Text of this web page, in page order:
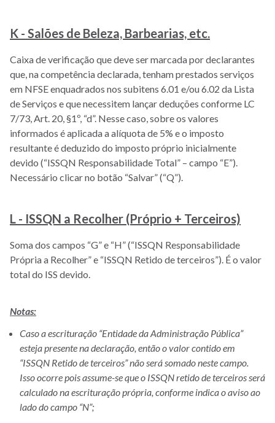
K - Salões de Beleza, Barbearias, etc.
Caixa de verificação que deve ser marcada por declarantes
que, na competência declarada, tenham prestados serviços
em NFSE enquadrados nos subitens 6.01 e/ou 6.02 da Lista
de Serviços e que necessitem lançar deduções conforme LC
7/73, Art. 20, §1º, “d”. Nesse caso, sobre os valores
informados é aplicada a alíquota de 5% e o imposto
resultante é deduzido do imposto próprio inicialmente
devido (“ISSQN Responsabilidade Total” – campo “E”).
Necessário clicar no botão “Salvar” (“Q”).
L - ISSQN a Recolher (Próprio + Terceiros)
Soma dos campos “G” e “H” (“ISSQN Responsabilidade
Própria a Recolher” e “ISSQN Retido de terceiros”). É o valor
total do ISS devido.
Notas:
Caso a escrituração “Entidade da Administração Pública”
esteja presente na declaração, então o valor contido em
“ISSQN Retido de terceiros” não será somado neste campo.
Isso ocorre pois assume-se que o ISSQN retido de terceiros será
calculado na escrituração própria, conforme indica o aviso ao
lado do campo “N”;